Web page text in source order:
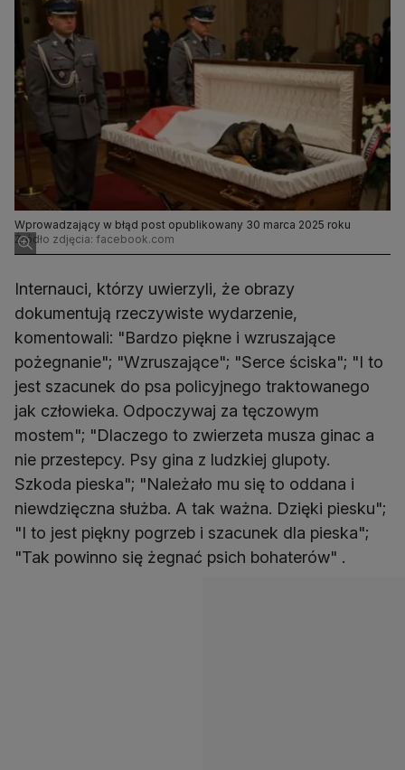
Wprowadzający w błąd post opublikowany 30 marca 2025 roku
Źródło zdjęcia: facebook.com
Internauci, którzy uwierzyli, że obrazy
dokumentują rzeczywiste wydarzenie,
komentowali: "Bardzo piękne i wzruszające
pożegnanie"; "Wzruszające"; "Serce ściska"; "I to
jest szacunek do psa policyjnego traktowanego
jak człowieka. Odpoczywaj za tęczowym
mostem"; "Dlaczego to zwierzeta musza ginac a
nie przestepcy. Psy gina z ludzkiej glupoty.
Szkoda pieska"; "Należało mu się to oddana i
niewdzięczna służba. A tak ważna. Dzięki piesku";
"I to jest piękny pogrzeb i szacunek dla pieska";
"Tak powinno się żegnać psich bohaterów" .